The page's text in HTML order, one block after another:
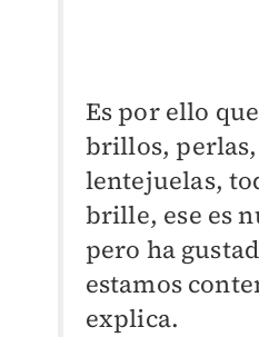
Es por ello
brillos, perlas,
lentejuelas,
brille, ese es
pero ha
estamos
explica.